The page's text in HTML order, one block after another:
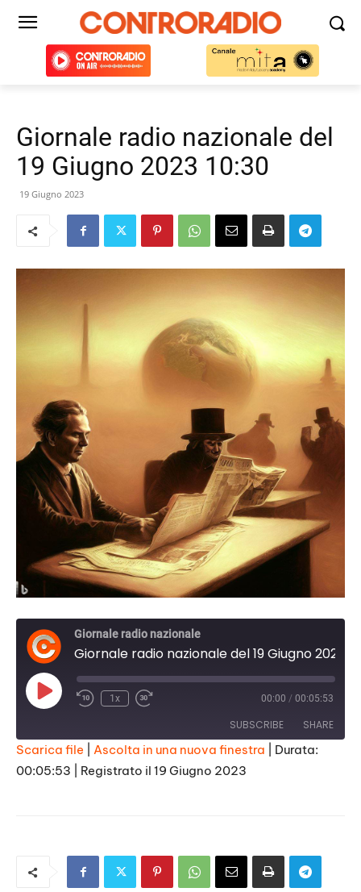
Giornale radio nazionale del
19 Giugno 2023 10:30
19 Giugno 2023
Giornale radio nazionale
Play
Episode
1x 00:00 / 00:05:53
SUBSCRIBE SHARE
SHARE
Scarica file Ascolta in una nuova finestra
Durata:
00:05:53
Registrato il 19 Giugno 2023